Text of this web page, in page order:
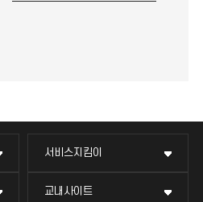
서비스지킴이
교내사이트